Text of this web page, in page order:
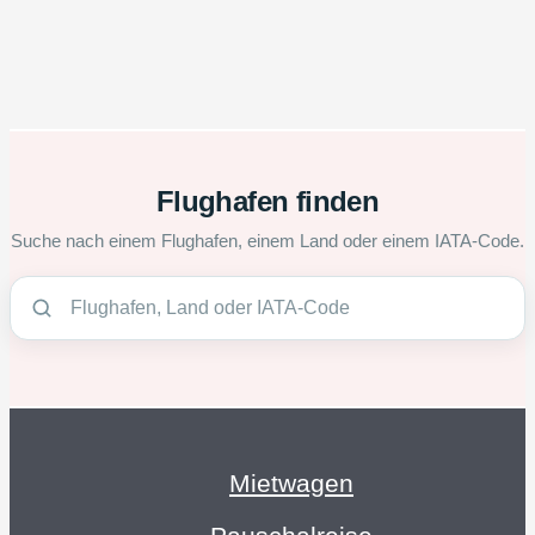
Flughafen finden
Suche nach einem Flughafen, einem Land oder einem IATA-Code.
Mietwagen